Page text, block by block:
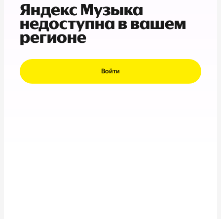
Яндекс Музыка
недоступна в вашем
регионе
Войти